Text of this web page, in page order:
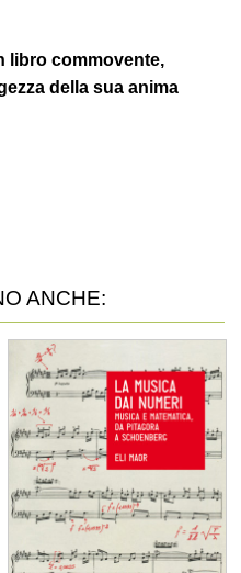
libro commovente,
della sua anima
ANCHE: